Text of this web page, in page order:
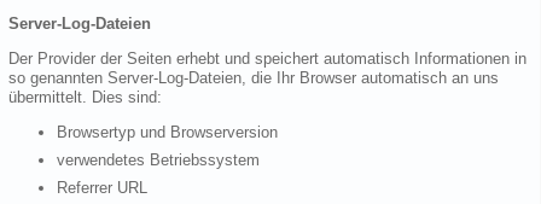
Server-Log-Dateien
Der Provider der Seiten erhebt und speichert automatisch Informationen in
so genannten Server-Log-Dateien, die Ihr Browser automatisch an uns
übermittelt. Dies sind:
Browsertyp und Browserversion
verwendetes Betriebssystem
Referrer URL